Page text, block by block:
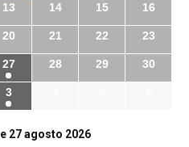
13 14 15 16
20 21 22 23
27 28 29 30
3
27 agosto 2026